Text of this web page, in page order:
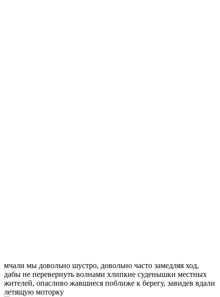
мчали мы довольно шустро, довольно часто замедляя ход,
дабы не перевернуть волнами хлипкие суденышки местных
жителей, опасливо жавшиеся поближе к берегу, завидев вдали
летящую моторку